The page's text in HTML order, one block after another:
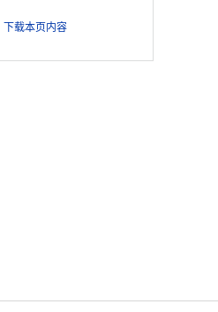
下载本页内容